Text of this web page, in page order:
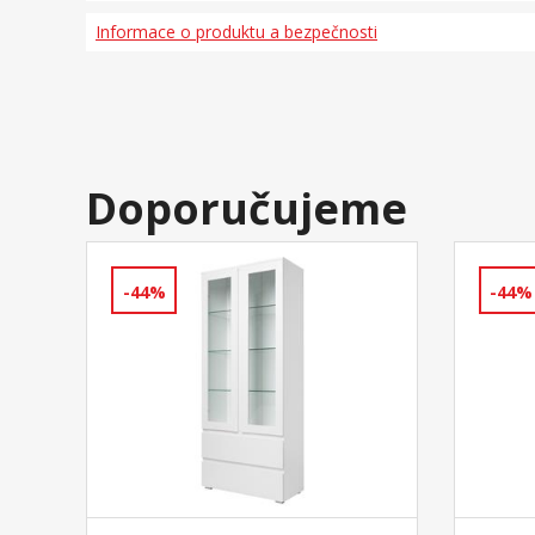
Informace o produktu a bezpečnosti
Doporučujeme
-44% -44%